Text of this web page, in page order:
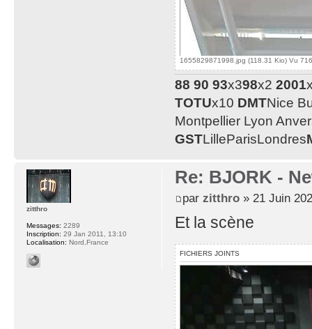
1655829871998.jpg (118.31 Kio) Vu
88 90 93x398x2 2001
TOTUx10 DMTNice
Montpellier Lyon
GSTLilleParisLondres
Re: BJORK -
par zitthro» 21 Juin
Et la scène
FICHIERS JOINTS
zitthro
Messages: 2289
Inscription: 29 Jan 2011, 13:10
Localisation: Nord,France